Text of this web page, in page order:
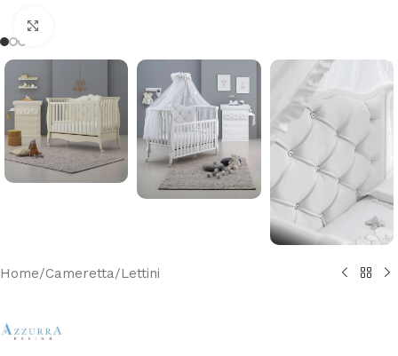
Home/Cameretta/Lettini